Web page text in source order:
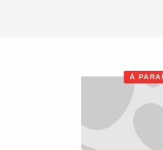
À